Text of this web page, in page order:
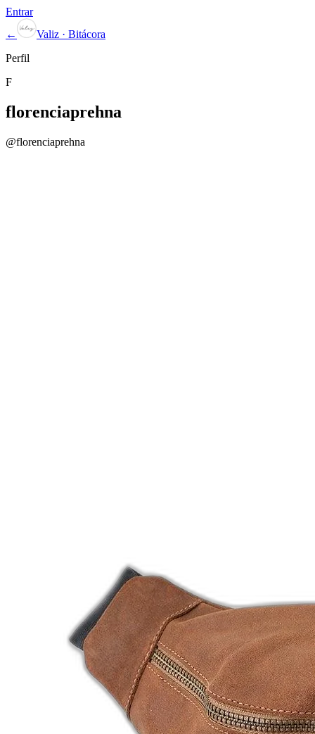
Entrar
←
Valiz · Bitácora
Perfil
F
florenciaprehna
@florenciaprehna